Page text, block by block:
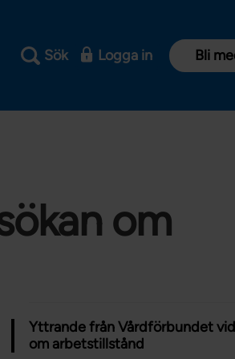
Sök Logga in Bli
om
Yttrande från Vårdförbundet
om arbetstillstånd